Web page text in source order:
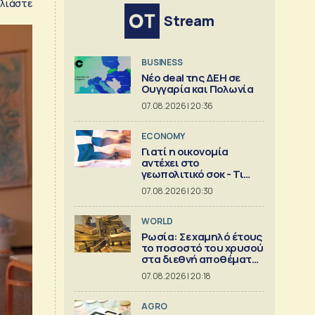
Stream
BUSINESS
Νέο deal της ΔΕΗ σε
Ουγγαρία και Πολωνία
07.08.2026 | 20:36
ECONOMY
Γιατί η οικονομία
αντέχει στο
γεωπολιτικό σοκ - Τι
δείχνει ανάλυση της
Eurobank [γραφήματα]
07.08.2026 | 20:30
WORLD
Ρωσία: Σε χαμηλό έτους
το ποσοστό του χρυσού
στα διεθνή αποθέματα
της Μόσχας
07.08.2026 | 20:18
AGRO